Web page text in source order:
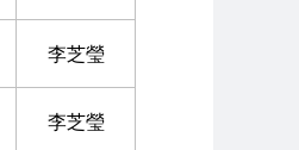
李芝瑩
李芝瑩